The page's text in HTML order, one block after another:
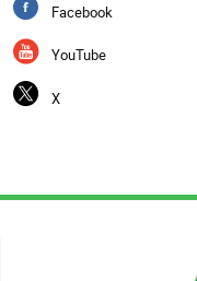
Facebook
YouTube
X